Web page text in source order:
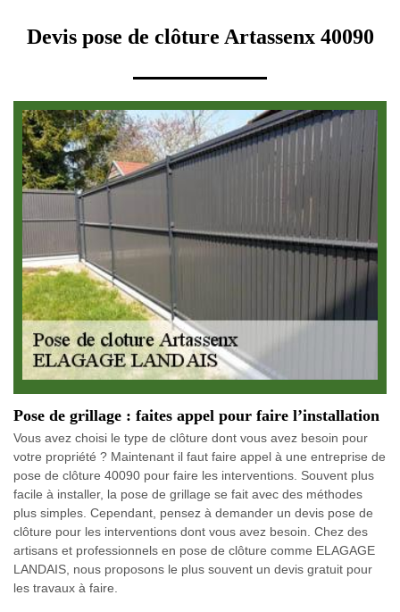
Devis pose de clôture Artassenx 40090
Pose de grillage : faites appel pour faire l’installation
Vous avez choisi le type de clôture dont vous avez besoin pour
votre propriété ? Maintenant il faut faire appel à une entreprise de
pose de clôture 40090 pour faire les interventions. Souvent plus
facile à installer, la pose de grillage se fait avec des méthodes
plus simples. Cependant, pensez à demander un devis pose de
clôture pour les interventions dont vous avez besoin. Chez des
artisans et professionnels en pose de clôture comme ELAGAGE
LANDAIS, nous proposons le plus souvent un devis gratuit pour
les travaux à faire.